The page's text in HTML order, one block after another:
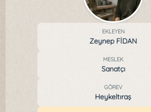
EKLEYEN
Zeynep FİDAN
MESLEK
Sanatçı
GÖREV
Heykeltıraş